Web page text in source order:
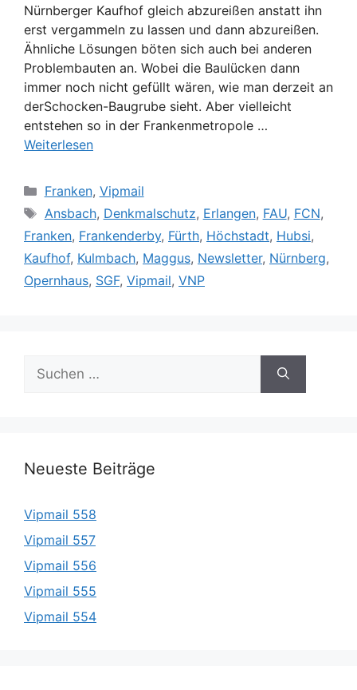
Nürnberger Kaufhof gleich abzureißen anstatt ihn
erst vergammeln zu lassen und dann abzureißen.
Ähnliche Lösungen böten sich auch bei anderen
Problembauten an. Wobei die Baulücken dann
immer noch nicht gefüllt wären, wie man derzeit an
derSchocken-Baugrube sieht. Aber vielleicht
entstehen so in der Frankenmetropole …
Weiterlesen
Kategorien
Franken, Vipmail
Schlagwörter
Ansbach, Denkmalschutz, Erlangen, FAU, FCN,
Franken, Frankenderby, Fürth, Höchstadt, Hubsi,
Kaufhof, Kulmbach, Maggus, Newsletter, Nürnberg,
Opernhaus, SGF, Vipmail, VNP
Suche
nach:
Neueste Beiträge
Vipmail 558
Vipmail 557
Vipmail 556
Vipmail 555
Vipmail 554